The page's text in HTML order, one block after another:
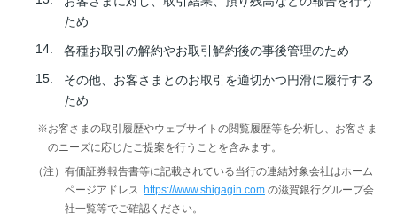
ため
各種お取引の解約やお取引解約後の事後管理のため
その他、お客さまとのお取引を適切かつ円滑に履行する
ため
お客さまの取引履歴やウェブサイトの閲覧履歴等を分析し、お客さま
のニーズに応じたご提案を行うことを含みます。
有価証券報告書等に記載されている当行の連結対象会社はホーム
ページアドレス https://www.shigagin.com の滋賀銀行グループ会
社一覧等でご確認ください。